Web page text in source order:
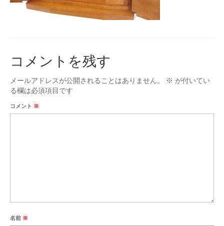
お位牌
女性用
手元供養
最新のご案内
コメントを残す
メールアドレスが公開されることはありません。 ※ が付いてい
る欄は必須項目です
コメント ※
名前 ※